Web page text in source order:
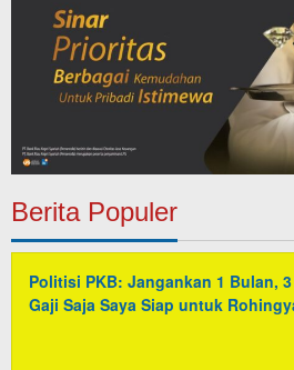
Berita Populer
Politisi PKB: Jangankan 1 Bulan,
Gaji Saja Saya Siap untuk